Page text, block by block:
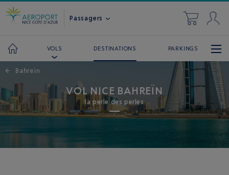
Passagers
VOLS DESTINATIONS PARKINGS
← Bahreïn
VOL NICE BAHREÏN
la perle des perles